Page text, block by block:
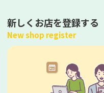
新しくお店を登録する
New shop register